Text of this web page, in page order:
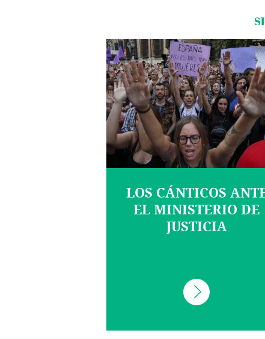
LOS CÁNTICOS
EL MINISTERIO DE
JUSTICIA